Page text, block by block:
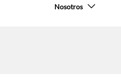
Nosotros